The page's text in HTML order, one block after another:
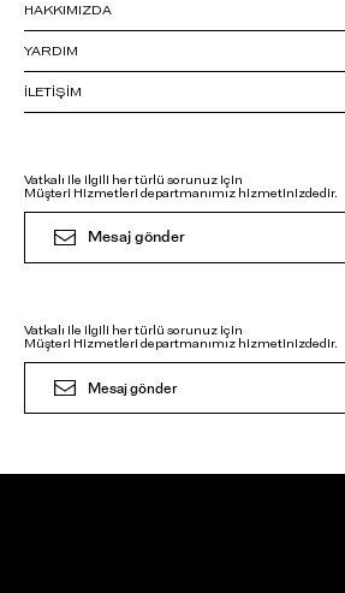
HAKKIMIZDA
YARDIM
İLETIŞIM
Vatkalı ile ilgili her türlü sorunuz için
Müşteri Hizmetleri departmanımız hizmetinizdedir.
Mesaj gönder
Vatkalı ile ilgili her türlü sorunuz için
Müşteri Hizmetleri departmanımız hizmetinizdedir.
Mesaj gönder